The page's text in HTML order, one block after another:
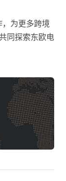
为更多跨境
同探索东欧电